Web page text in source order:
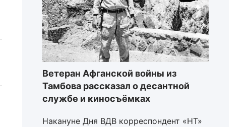
Ветеран Афганской войны из
Тамбова рассказал о десантной
службе и киносъёмках
Накануне Дня ВДВ корреспондент «НТ»